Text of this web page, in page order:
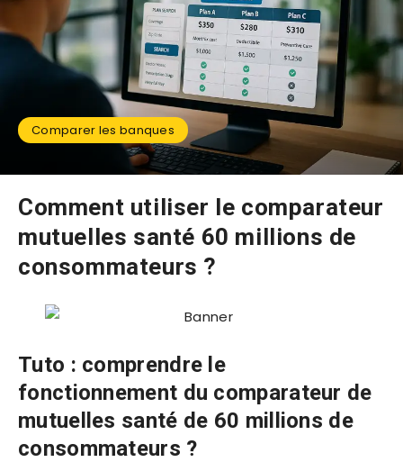
Comparer les banques
Comment utiliser le comparateur
mutuelles santé 60 millions de
consommateurs ?
Tuto : comprendre le
fonctionnement du comparateur de
mutuelles santé de 60 millions de
consommateurs ?